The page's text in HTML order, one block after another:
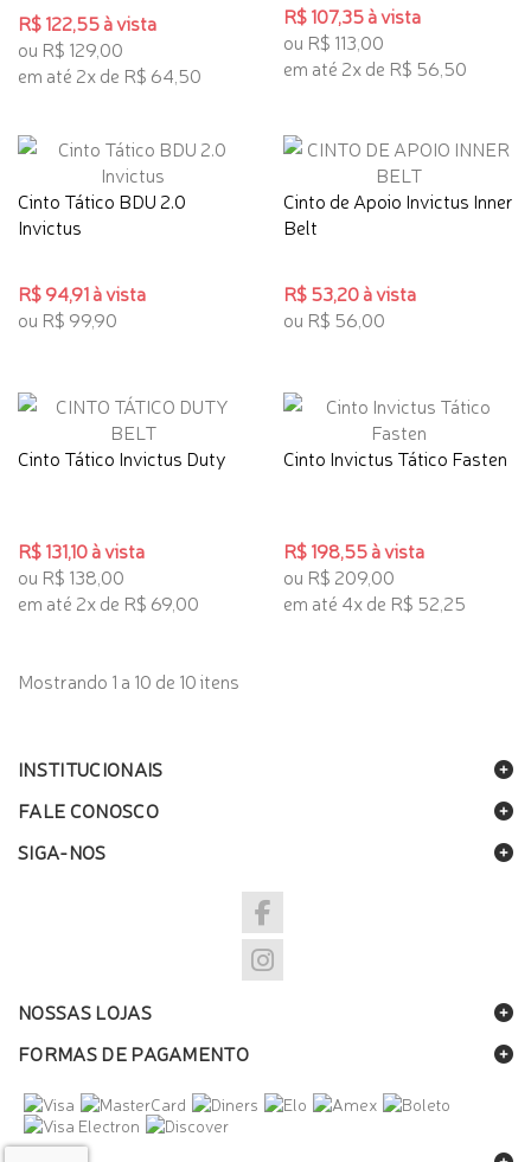
R$ 122,55 à vista
ou R$ 129,00
em até 2x de R$ 64,50
R$ 107,35 à vista
ou R$ 113,00
em até 2x de R$ 56,50
Cinto Tático BDU 2.0
Invictus
R$ 94,91 à vista
ou R$ 99,90
Cinto de Apoio Invictus Inner
Belt
R$ 53,20 à vista
ou R$ 56,00
Cinto Tático Invictus Duty
R$ 131,10 à vista
ou R$ 138,00
em até 2x de R$ 69,00
Cinto Invictus Tático Fasten
R$ 198,55 à vista
ou R$ 209,00
em até 4x de R$ 52,25
Mostrando 1 a 10 de 10 itens
INSTITUCIONAIS
FALE CONOSCO
SIGA-NOS
NOSSAS LOJAS
FORMAS DE PAGAMENTO